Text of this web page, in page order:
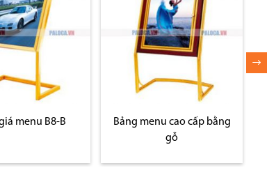
cao cấp bằng
Bảng menu nhập khẩu
B10